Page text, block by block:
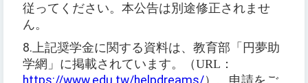
従ってください。本公告は別途修正されませ
ん。
8.上記奨学金に関する資料は、教育部「円夢助
学網」に掲載されています。
（URL ：